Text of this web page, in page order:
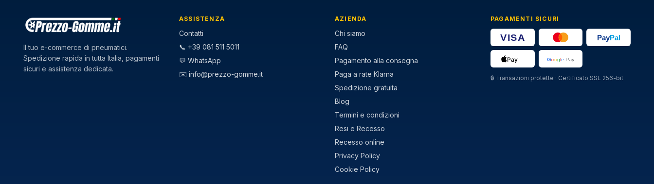
Il tuo e-commerce di pneumatici.
Spedizione rapida in tutta Italia, pagamenti
sicuri e assistenza dedicata.
ASSISTENZA
Contatti
📞 +39 081 511 5011
💬 WhatsApp
✉️ info@prezzo-gomme.it
AZIENDA
Chi siamo
FAQ
Pagamento alla consegna
Paga a rate Klarna
Spedizione gratuita
Blog
Termini e condizioni
Resi e Recesso
Recesso online
Privacy Policy
Cookie Policy
PAGAMENTI SICURI
🔒 Transazioni protette · Certificato SSL 256-bit